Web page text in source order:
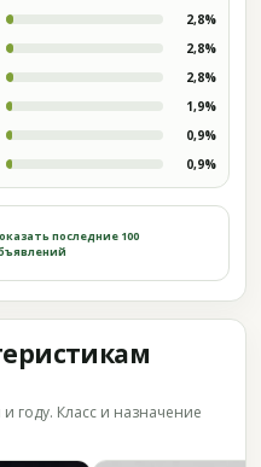
2,8%
2,8%
2,8%
1,9%
0,9%
0,9%
последние 100
Класс и назначение